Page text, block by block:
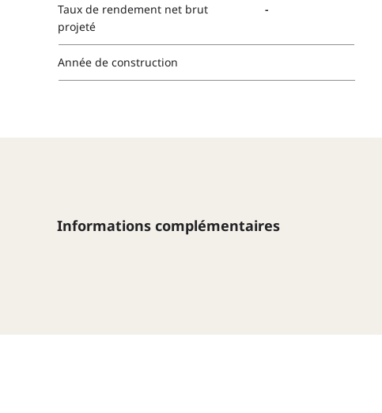
Taux de rendement net brut
projeté
-
Année de construction
Informations complémentaires